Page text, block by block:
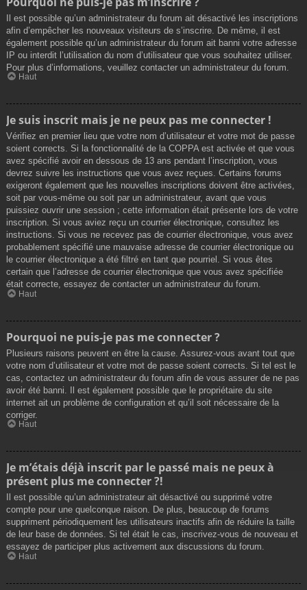
Il est possible qu’un administrateur du forum ait désactivé les inscriptions
afin d’empêcher les nouveaux visiteurs de s’inscrire. De même, il est
également possible qu’un administrateur du forum ait banni votre adresse
IP ou interdit l’utilisation du nom d’utilisateur que vous souhaitez utiliser.
Pour plus d’informations, veuillez contacter un administrateur du forum.
Haut
Je suis inscrit mais je ne peux pas me connecter !
Vérifiez en premier lieu que votre nom d’utilisateur et votre mot de passe
soient corrects. Si la fonctionnalité de la COPPA est activée et que vous
avez spécifié avoir en dessous de 13 ans pendant l’inscription, vous
devrez suivre les instructions que vous avez reçues. Certains forums
exigeront également que les nouvelles inscriptions doivent être activées,
soit par vous-même ou soit par un administrateur, avant que vous
puissiez ouvrir une session ; cette information était présente lors de votre
inscription. Si vous aviez reçu un courrier électronique, consultez les
instructions. Si vous ne recevez pas de courrier électronique, vous avez
probablement spécifié une mauvaise adresse de courrier électronique ou
le courrier électronique a été filtré en tant que pourriel. Si vous êtes
certain que l’adresse de courrier électronique que vous avez spécifiée
était correcte, essayez de contacter un administrateur du forum.
Haut
Pourquoi ne puis-je pas me connecter ?
Plusieurs raisons peuvent en être la cause. Assurez-vous avant tout que
votre nom d’utilisateur et votre mot de passe soient corrects. Si tel est le
cas, contactez un administrateur du forum afin de vous assurer de ne pas
avoir été banni. Il est également possible que le propriétaire du site
internet ait un problème de configuration et qu’il soit nécessaire de la
corriger.
Haut
Je m’étais déjà inscrit par le passé mais ne peux à
présent plus me connecter ?!
Il est possible qu’un administrateur ait désactivé ou supprimé votre
compte pour une quelconque raison. De plus, beaucoup de forums
suppriment périodiquement les utilisateurs inactifs afin de réduire la taille
de leur base de données. Si tel était le cas, inscrivez-vous de nouveau et
essayez de participer plus activement aux discussions du forum.
Haut